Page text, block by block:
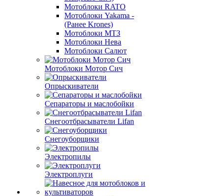
Мотоблоки RATO
Мотоблоки Yakama -
(Ранее Krones)
Мотоблоки МТЗ
Мотоблоки Нева
Мотоблоки Салют
Мотоблоки Мотор Сич
Опрыскиватели
Сепараторы и маслобойки
Снегоотбрасыватели Lifan
Снегоуборщики
Электропилы
Электроплуги